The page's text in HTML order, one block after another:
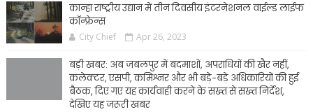
कान्हा राष्ट्रीय उद्यान में तीन दिवसीय इंटरनेशनल वाईल्ड लाईफ
कॉन्फ्रेन्स
City Chief Apr 26, 2023
बड़ी खबर: अब जबलपुर में बदमाशों, अपराधियों की खैर नहीं,
कलेक्टर, एसपी, कमिश्नर और भी बड़े-बड़े अधिकारियों की हुई
बैठक, दिए गए यह कार्यवाही करने के सख्त से सख्त निर्देश,
देखिए यह जरूरी खबर